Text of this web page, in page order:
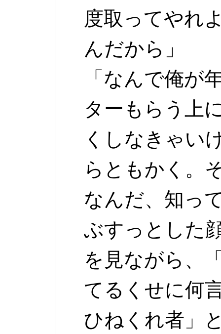
度取ってやれ
んだから」
「なんで俺が
ターもらう上
くしなきゃい
らともかく。
なんだ、知っ
ぶすっとした
を見ながら、
てるくせに何
ひねくれ者」